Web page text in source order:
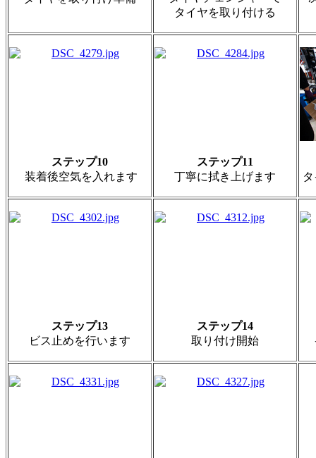
タイヤを取り付ける
ステップ10
装着後空気を入れます
ステップ11
丁寧に拭き上げます
ステップ13
ビス止めを行います
ステップ14
取り付け開始